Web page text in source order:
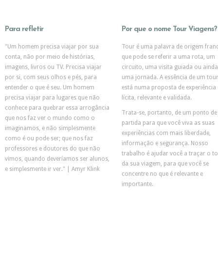
Para refletir
"Um homem precisa viajar por sua
conta, não por meio de histórias,
imagens, livros ou TV. Precisa viajar
por si, com seus olhos e pés, para
entender o que é seu. Um homem
precisa viajar para lugares que não
conhece para quebrar essa arrogância
que nos faz ver o mundo como o
imaginamos, e não simplesmente
como é ou pode ser; que nos faz
professores e doutores do que não
vimos, quando deveríamos ser alunos,
e simplesmente ir ver." | Amyr Klink
Por que o nome Tour Viagens?
Tour é uma palavra de origem
que pode se referir a uma rota, um
circuito, uma visita guiada ou ainda
uma jornada. A essência de um tour
está numa proposta de experiência
lícita, relevante e validada.
Trata-se, portanto, de um ponto de
partida para que você viva as suas
experiências com mais liberdade,
informação e segurança. Nosso
trabalho é ajudar você a traçar o
da sua viagem, para que você se
concentre no que é relevante e
importante.